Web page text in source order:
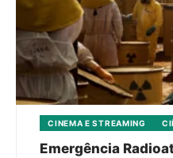
CINEMA E STREAMING
Emergência